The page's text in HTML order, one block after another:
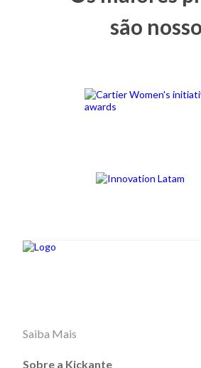
são
Saiba Mais
Sobre a Kickante